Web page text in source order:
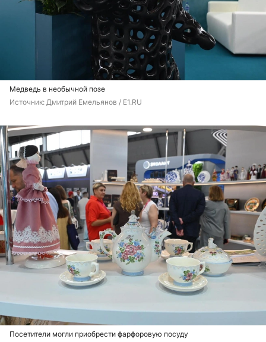
Медведь в необычной позе
Источник: Дмитрий Емельянов / E1.RU
Посетители могли приобрести фарфоровую посуду